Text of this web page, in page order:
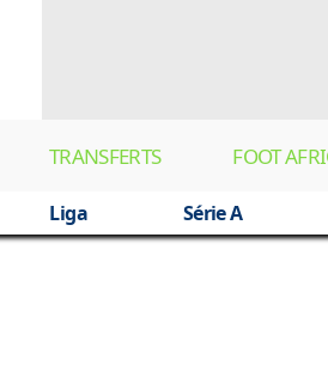
TRANSFERTS FOOT
Liga Série A